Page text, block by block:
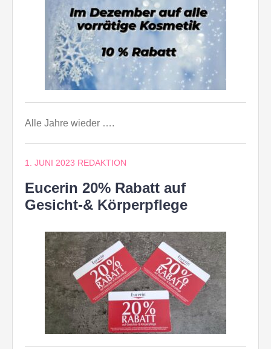
Alle Jahre wieder ….
1. JUNI 2023 REDAKTION
Eucerin 20% Rabatt auf
Gesicht-& Körperpflege